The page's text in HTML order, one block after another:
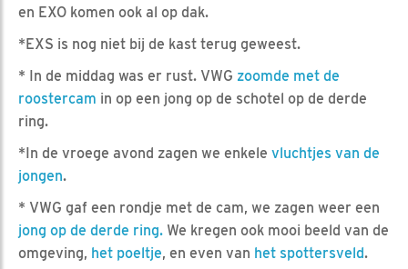
en EXO komen ook al op dak.
*EXS is nog niet bij de kast terug geweest.
* In de middag was er rust. VWG zoomde met de
roostercam in op een jong op de schotel op de derde
ring.
*In de vroege avond zagen we enkele vluchtjes van de
jongen.
* VWG gaf een rondje met de cam, we zagen weer een
jong op de derde ring. We kregen ook mooi beeld van de
omgeving, het poeltje, en even van het spottersveld.